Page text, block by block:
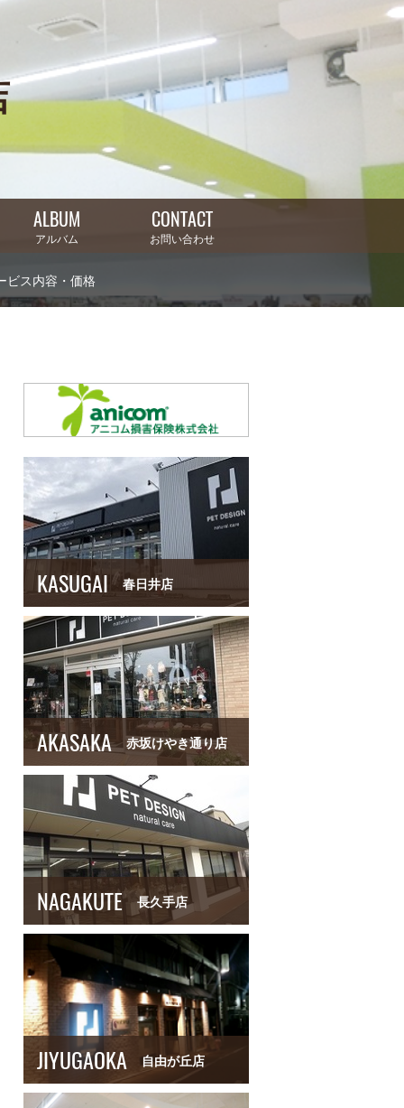
ALBUM
アルバム
CONTACT
お問い合わせ
ビス内容・価格
KASUGAI 春日井店
AKASAKA 赤坂けやき通り店
NAGAKUTE 長久手店
JIYUGAOKA 自由が丘店